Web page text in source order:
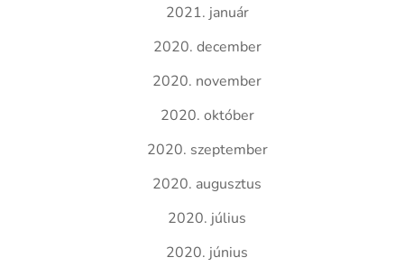
2021. január
2020. december
2020. november
2020. október
2020. szeptember
2020. augusztus
2020. július
2020. június